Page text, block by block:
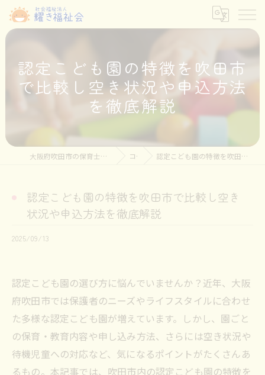
認定こども園の特徴を吹田市
で比較し空き状況や申込方法
を徹底解説
大阪府吹田市の保育士の求人なら社会福祉法人耀き福祉会 コラム 認定こども園の特徴を吹田市で比較し空き状況や申込方法を徹底解説
認定こども園の特徴を吹田市で比較し空き
状況や申込方法を徹底解説
2025/09/13
認定こども園の選び方に悩んでいませんか？近年、大阪
府吹田市では保護者のニーズやライフスタイルに合わせ
た多様な認定こども園が増えています。しかし、園ごと
の保育・教育内容や申し込み方法、さらには空き状況や
待機児童への対応など、気になるポイントがたくさんあ
るもの。本記事では、吹田市内の認定こども園の特徴を